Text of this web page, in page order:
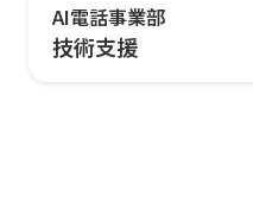
AI電話事業部
技術支援